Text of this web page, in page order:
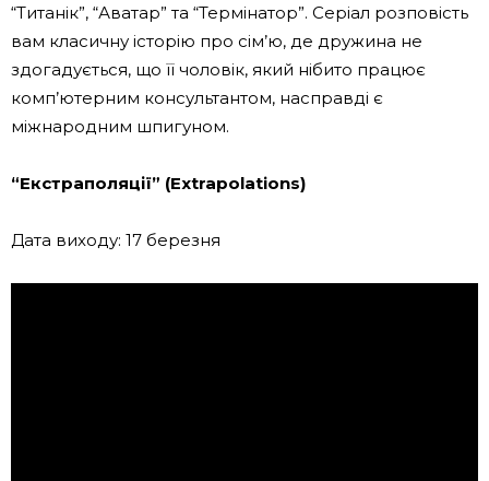
“Титанік”, “Аватар” та “Термінатор”. Серіал розповість
вам класичну історію про сім’ю, де дружина не
здогадується, що її чоловік, який нібито працює
комп’ютерним консультантом, насправді є
міжнародним шпигуном.
“Екстраполяції” (Extrapolations)
Дата виходу: 17 березня